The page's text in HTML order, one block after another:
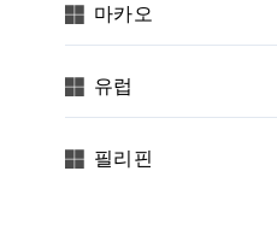
마카오
유럽
필리핀